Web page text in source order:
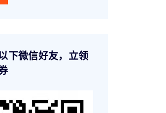
下微信好友，立领